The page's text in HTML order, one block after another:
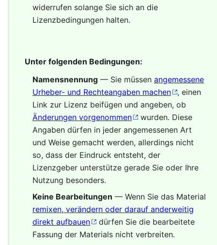
widerrufen solange Sie sich an die
Lizenzbedingungen halten.
Unter folgenden Bedingungen:
Namensnennung — Sie müssen angemessene
Urheber- und Rechteangaben machen
, einen
Link zur Lizenz beifügen und angeben, ob
Änderungen vorgenommen
wurden. Diese
Angaben dürfen in jeder angemessenen Art
und Weise gemacht werden, allerdings nicht
so, dass der Eindruck entsteht, der
Lizenzgeber unterstütze gerade Sie oder Ihre
Nutzung besonders.
Keine Bearbeitungen — Wenn Sie das Material
remixen, verändern oder darauf anderweitig
direkt aufbauen
dürfen Sie die bearbeitete
Fassung der Materials nicht verbreiten.